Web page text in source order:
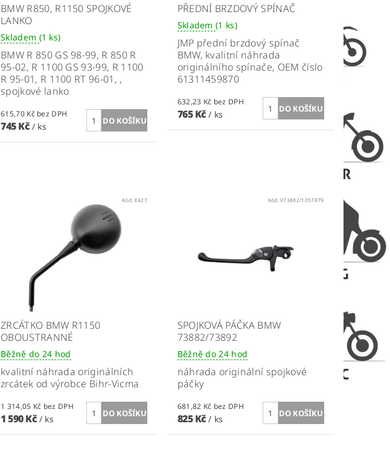
BMW R850, R1150 SPOJKOVÉ
LANKO
Skladem (1 ks)
BMW R 850 GS 98-99, R 850 R
95-02, R 1100 GS 93-99, R 1100
R 95-01, R 1100 RT 96-01, ,
spojkové lanko
615,70 Kč bez DPH
745 Kč / ks
PŘEDNÍ BRZDOVÝ SPÍNAČ
Skladem(1 ks)
JMP přední brzdový spínač
BMW, kvalitní náhrada
originálního spínače, OEM číslo
61311459870
632,23 Kč bez DPH
765 Kč/ ks
Kód: E427
ZRCÁTKO BMW R1150
OBOUSTRANNÉ
Běžně do 24 hod
kvalitní náhrada originálních
zrcátek od výrobce Bihr-Vicma
1 314,05 Kč bez DPH
1 590 Kč / ks
Kód:V73882/1057879
SPOJKOVÁ PÁČKA BMW
73882/73892
Běžně do 24 hod
náhrada originální spojkové
páčky
681,82 Kč bez DPH
825 Kč/ ks